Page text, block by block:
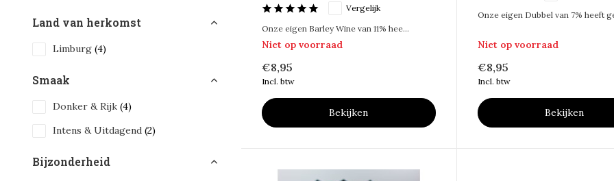
Land van herkomst
Limburg (4)
Smaak
Donker & Rijk (4)
Intens & Uitdagend (2)
Bijzonderheid
Vergelijk
Onze eigen Barley Wine van 11% hee...
Niet op voorraad
€8,95
Incl. btw
Bekijken
Onze eigen Dubbel van 7% heeft
Niet op voorraad
€8,95
Incl. btw
Bekijken